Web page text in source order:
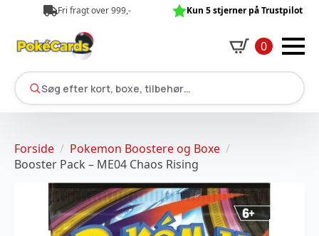
Fri fragt over 999,- Kun 5 stjerner på Trustpilot
0
Søg efter kort, boxe, tilbehør…
Forside
Pokemon Boostere og Boxe
Booster Pack – ME04 Chaos Rising